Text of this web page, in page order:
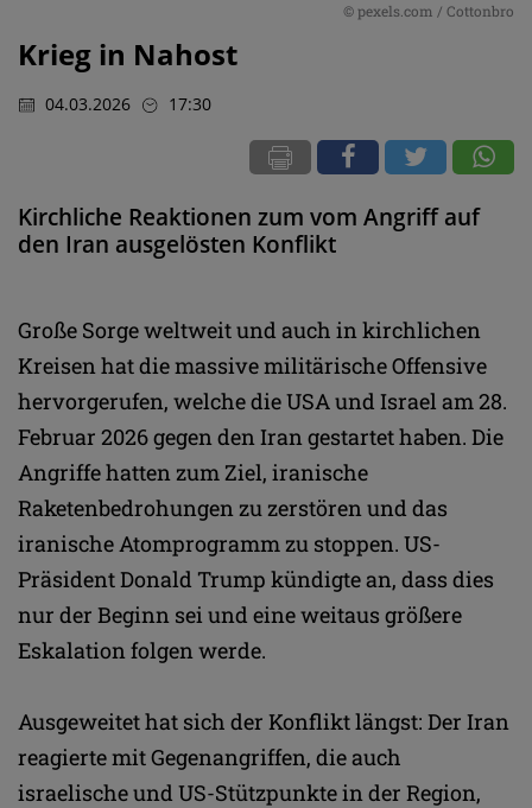
© pexels.com / Cottonbro
Krieg in Nahost
04.03.2026 17:30
Kirchliche Reaktionen zum vom Angriff auf
den Iran ausgelösten Konflikt
Große Sorge weltweit und auch in kirchlichen
Kreisen hat die massive militärische Offensive
hervorgerufen, welche die USA und Israel am 28.
Februar 2026 gegen den Iran gestartet haben. Die
Angriffe hatten zum Ziel, iranische
Raketenbedrohungen zu zerstören und das
iranische Atomprogramm zu stoppen. US-
Präsident Donald Trump kündigte an, dass dies
nur der Beginn sei und eine weitaus größere
Eskalation folgen werde.
Ausgeweitet hat sich der Konflikt längst: Der Iran
reagierte mit Gegenangriffen, die auch
israelische und US-Stützpunkte in der Region,